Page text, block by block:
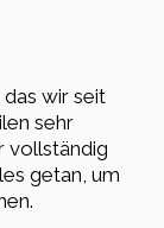
wir seit
sehr
vollständig
getan, um